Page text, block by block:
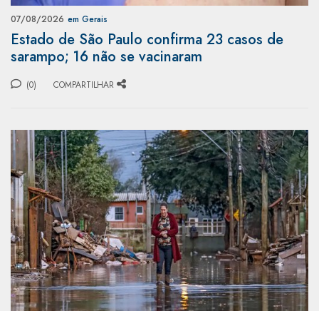
07/08/2026 em Gerais
Estado de São Paulo confirma 23 casos de
sarampo; 16 não se vacinaram
(0) COMPARTILHAR